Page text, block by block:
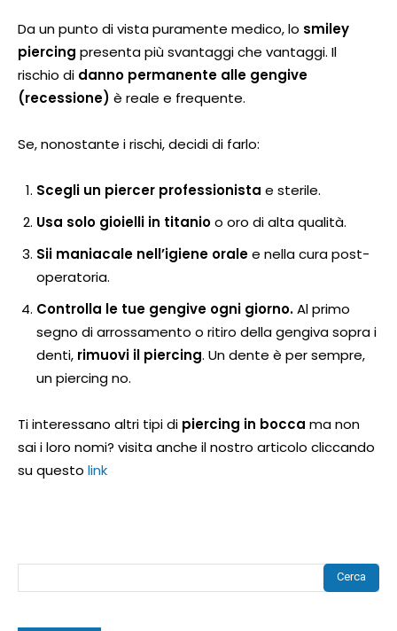
Da un punto di vista puramente medico, lo smiley
piercing presenta più svantaggi che vantaggi. Il
rischio di danno permanente alle gengive
(recessione) è reale e frequente.
Se, nonostante i rischi, decidi di farlo:
Scegli un piercer professionista e sterile.
Usa solo gioielli in titanioo oro di alta qualità.
Sii maniacale nell’igiene oralee nella cura post-
operatoria.
Controlla le tue gengive ogni giorno.Al primo
segno di arrossamento o ritiro della gengiva sopra i
denti, rimuovi il piercing. Un dente è per sempre,
un piercing no.
Ti interessano altri tipi di piercing in bocca ma non
sai i loro nomi? visita anche il nostro articolo cliccando
su questo link
Cerca